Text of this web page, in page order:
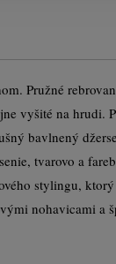
Pružné
vyšité na hrudi.
bavlnený
tvarovo a
stylingu,
nohavicami a